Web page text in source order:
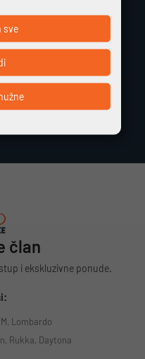
kamata
član
i ekskluzivne ponude.
Lombardo
Rukka, Daytona
sve